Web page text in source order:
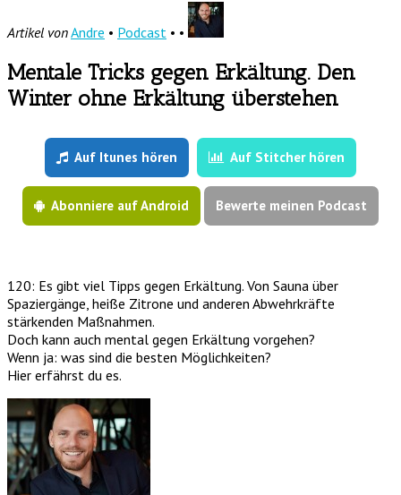
Artikel vonAndre • Podcast • •
Mentale Tricks gegen Erkältung. Den
Winter ohne Erkältung überstehen
Auf Itunes hören Auf Stitcher hören
Abonniere auf Android Bewerte meinen Podcast
120: Es gibt viel Tipps gegen Erkältung. Von Sauna über
Spaziergänge, heiße Zitrone und anderen Abwehrkräfte
stärkenden Maßnahmen.
Doch kann auch mental gegen Erkältung vorgehen?
Wenn ja: was sind die besten Möglichkeiten?
Hier erfährst du es.